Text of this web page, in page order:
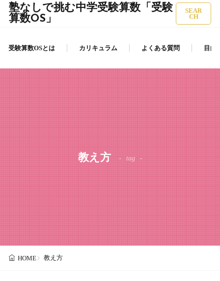
塾なしで挑む中学受験算数「受験
算数OS」
SEAR
CH
受験算数OSとは カリキュラム よくある質問 目的
教え方 tag
HOME 教え方